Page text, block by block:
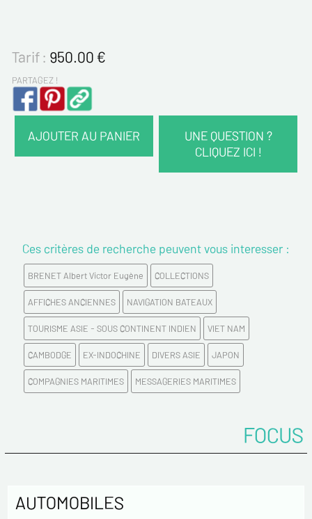
Tarif : 950.00€
PARTAGEZ !
AJOUTER AU PANIER
UNE QUESTION ?
CLIQUEZ ICI !
Prénom*
Email*
Confirmez votre Email*
Tél.
Ces critères de recherche peuvent vous interesser :
BRENET Albert Victor Eugène COLLECTIONS
AFFICHES ANCIENNES NAVIGATION BATEAUX
TOURISME ASIE - SOUS CONTINENT INDIEN VIET NAM
CAMBODGE EX-INDOCHINE DIVERS ASIE JAPON
COMPAGNIES MARITIMES MESSAGERIES MARITIMES
FOCUS
AUTOMOBILES